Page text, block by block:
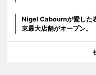
Nigel Cabournが愛した
東最大店舗がオープン。